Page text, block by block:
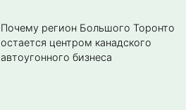
Почему регион Большого Торонто
остается центром канадского
автоугонного бизнеса